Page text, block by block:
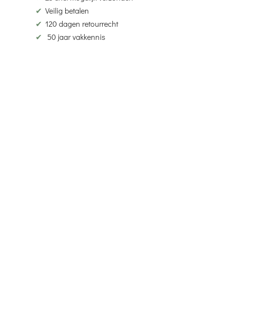
✔ Veilig betalen
✔ 120 dagen retourrecht
✔
50 jaar vakkennis